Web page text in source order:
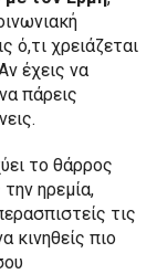
ό,τι χρειάζεται
έχεις να
πάρεις
το θάρρος
ηρεμία,
τις
κινηθείς πιο